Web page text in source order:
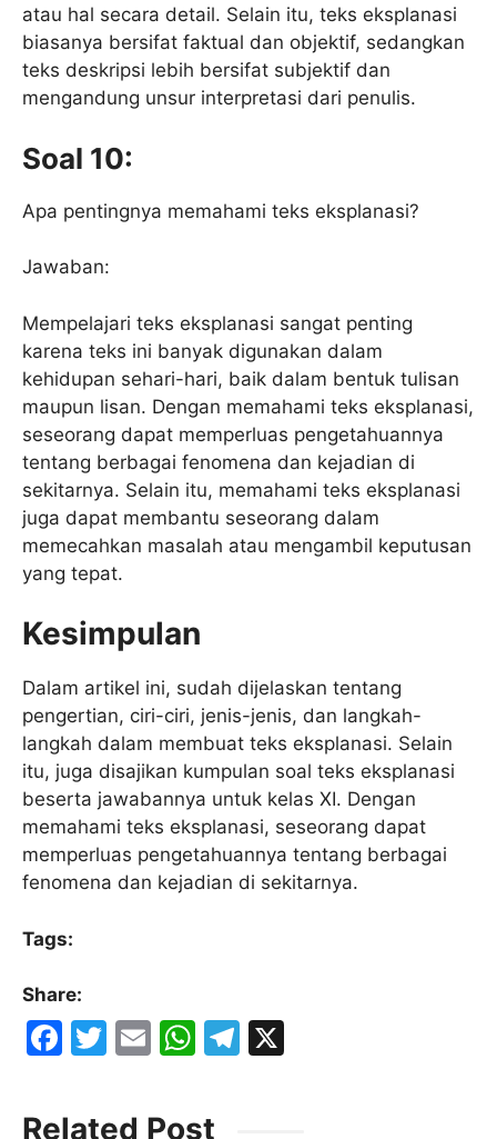
atau hal secara detail. Selain itu, teks eksplanasi
biasanya bersifat faktual dan objektif, sedangkan
teks deskripsi lebih bersifat subjektif dan
mengandung unsur interpretasi dari penulis.
Soal 10:
Apa pentingnya memahami teks eksplanasi?
Jawaban:
Mempelajari teks eksplanasi sangat penting
karena teks ini banyak digunakan dalam
kehidupan sehari-hari, baik dalam bentuk tulisan
maupun lisan. Dengan memahami teks eksplanasi,
seseorang dapat memperluas pengetahuannya
tentang berbagai fenomena dan kejadian di
sekitarnya. Selain itu, memahami teks eksplanasi
juga dapat membantu seseorang dalam
memecahkan masalah atau mengambil keputusan
yang tepat.
Kesimpulan
Dalam artikel ini, sudah dijelaskan tentang
pengertian, ciri-ciri, jenis-jenis, dan langkah-
langkah dalam membuat teks eksplanasi. Selain
itu, juga disajikan kumpulan soal teks eksplanasi
beserta jawabannya untuk kelas XI. Dengan
memahami teks eksplanasi, seseorang dapat
memperluas pengetahuannya tentang berbagai
fenomena dan kejadian di sekitarnya.
Tags:
Share:
F
c
T
itt
E
ai
W
at
T
Related Post